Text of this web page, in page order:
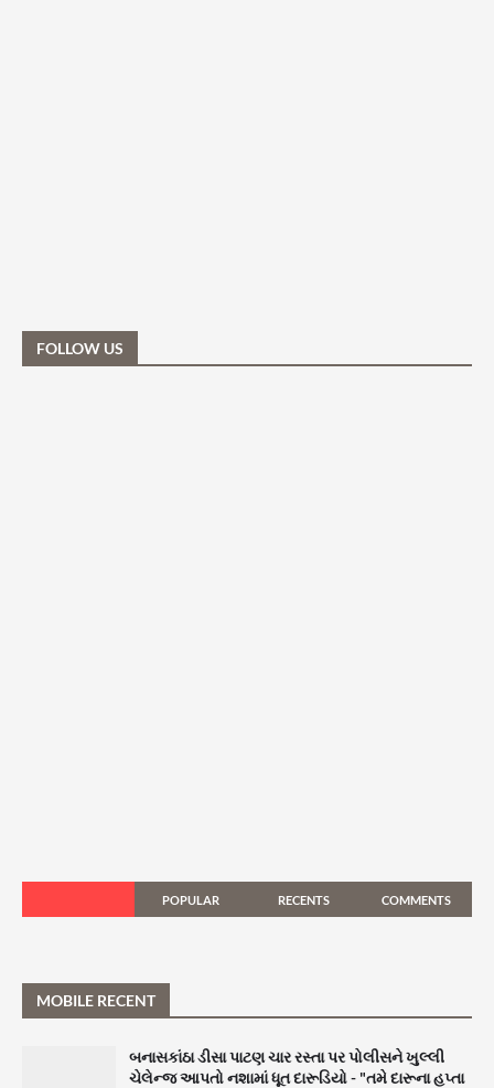
FOLLOW US
POPULAR RECENTS COMMENTS
MOBILE RECENT
બનાસકાંઠા ડીસા પાટણ ચાર રસ્તા પર પોલીસને ખુલ્લી
ચેલેન્જ આપતો નશામાં ધૂત દારૂડિયો - "તમે દારૂના હપ્તા